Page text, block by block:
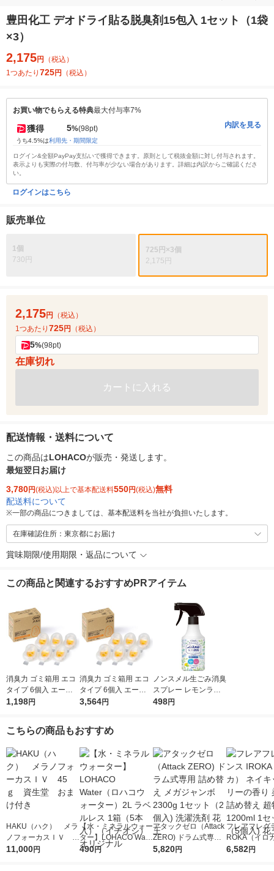
豊田化工 デオドライ貼る脱臭剤15包入 1セット（1袋
×3）
2,175円
（税込）
1つあたり 725円 （税込）
お買い物でもらえる特典最大付与率7%
獲得 5%(98pt)
うち4.5%は利用先・期間限定
内訳を見る
ログイン&全額PayPay支払いで獲得できます。原則として税抜金額に対し付与されます。
表示よりも実際の付与数、付与率が少ない場合があります。詳細は内訳からご確認くださ
い。
ログインはこちら
販売単位
1個
730円
725円×3個
2,175円
2,175円
（税込）
1つあたり 725円 （税込）
5%(98pt)
在庫切れ
カートに入れる
配送情報・送料について
この商品はLOHACOが販売・発送します。
最短翌日お届け
3,780円(税込)以上で基本配送料550円(税込)無料
配送料について
※一部の商品につきましては、基本配送料を当社が負担いたします。
在庫確認住所：東京都にお届け
賞味期限/使用期限・返品について
この商品と関連するおすすめPRアイテム
消臭力 ゴミ箱用 エコ
タイプ 6個入 エール
ズ おむつゴミ箱用 1
1,198円
消臭力 ゴミ箱用 エコ
タイプ 6個入 エール
ズ おむつゴミ箱用 1
3,564円
ノンスメル生ごみ消臭
スプレー レモンライ
ムの香り 300mL 1本
498円
こちらの商品もおすすめ
HAKU（ハク） メラ
ノフォーカスＩＶ 4
5ｇ 資生堂 おまけ
11,000円
【水・ミネラルウォー
ター】LOHACO Wate
r（ロハコウォータ
490円
アタックゼロ（Attack
ZERO) ドラム式専用
詰め替え メガジャン
5,820円
フレアフレグ
ROKA（イロ
イキッドリリ
6,582円